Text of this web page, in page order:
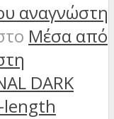
αναγνώστη
Μέσα από
DARK
length